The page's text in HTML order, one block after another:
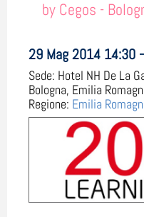
by Cegos -
29 Mag 2014 14:30
Sede: Hotel NH De La
Bologna, Emilia
Regione: Emilia